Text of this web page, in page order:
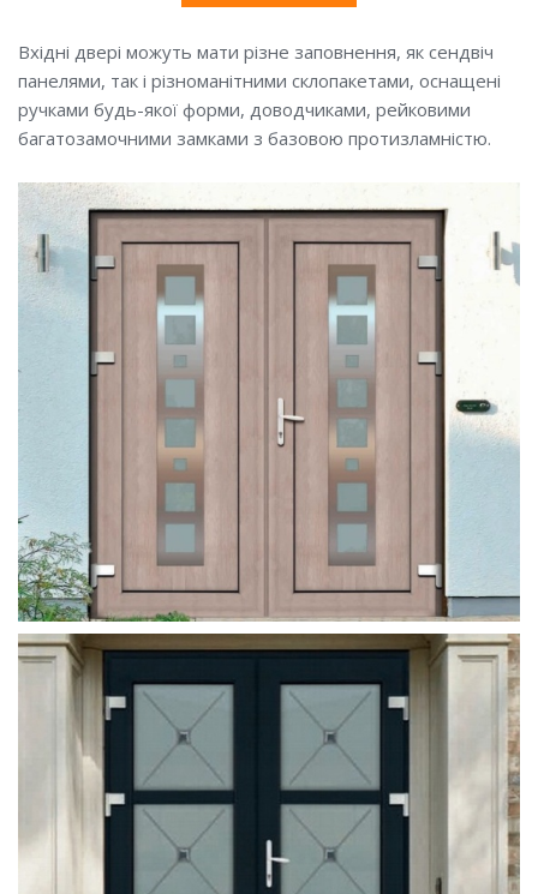
Вхідні двері можуть мати різне заповнення, як сендвіч
панелями, так і різноманітними склопакетами, оснащені
ручками будь-якої форми, доводчиками, рейковими
багатозамочними замками з базовою протизламністю.